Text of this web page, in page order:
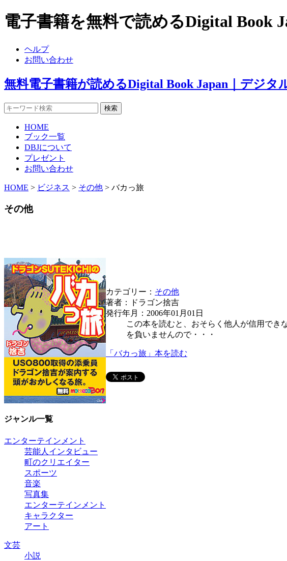
電子書籍を無料で読めるDigital Book
ヘルプ
お問い合わせ
無料電子書籍が読めるDigital Book Japan｜デジタ
HOME
ブック一覧
DBJについて
プレゼント
お問い合わせ
HOME > ビジネス > その他 > バカっ旅
その他
カテゴリー： その他
著者：ドラゴン捨吉
発行年月：2006年01月01日
この本を読むと、おそらく他人が信用でき
を負いませんので・・・
「バカっ旅」本を読む
ジャンル一覧
エンターテインメント
芸能人インタビュー
町のクリエイター
スポーツ
音楽
写真集
エンターテインメント
キャラクター
アート
文芸
小説